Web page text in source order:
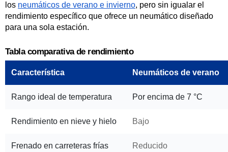
los neumáticos de verano e invierno, pero sin igualar el
rendimiento específico que ofrece un neumático diseñado
para una sola estación.
Tabla comparativa de rendimiento
Característica Neumáticos de verano
Rango ideal de temperatura Por encima de 7 °C
Rendimiento en nieve y hielo Bajo
Frenado en carreteras frías Reducido